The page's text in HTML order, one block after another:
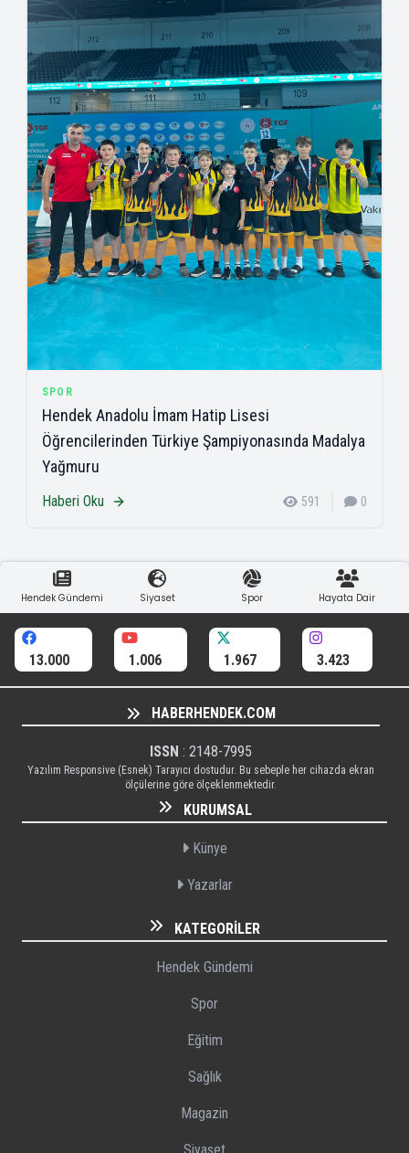
SPOR
Hendek Anadolu İmam Hatip Lisesi
Öğrencilerinden Türkiye Şampiyonasında Madalya
Yağmuru
Haberi Oku 591 0
Hendek Gündemi Siyaset Spor Hayata Dair
13.000 1.006 1.967 3.423
HABERHENDEK.COM
ISSN : 2148-7995
Yazılım Responsive (Esnek) Tarayıcı dostudur. Bu sebeple her cihazda ekran
ölçülerine göre ölçeklenmektedir.
KURUMSAL
Künye
Yazarlar
KATEGORILER
Hendek Gündemi
Spor
Eğitim
Sağlık
Magazin
Siyaset